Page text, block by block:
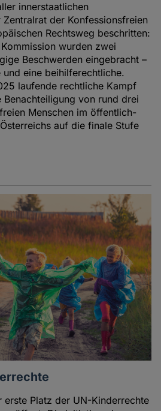
innerstaatlichen
Zentralrat der Konfessionsfreien
Rechtsweg beschritten:
wurden zwei
Beschwerden eingebracht –
eine beihilferechtliche.
laufende rechtliche Kampf
von rund drei
Menschen im öffentlich-
auf die finale Stufe
erste Platz der UN-Kinderrechte